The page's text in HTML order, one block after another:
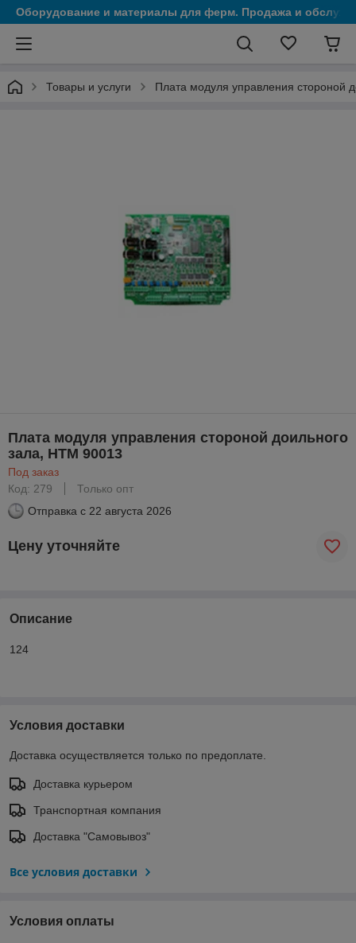
Оборудование и материалы для ферм. Продажа и
Товары и услуги Плата модуля управления стороной
Плата модуля управления стороной доильного
зала, HTM 90013
Под заказ
Код: 279
Только опт
Отправка с 22 августа 2026
Цену уточняйте
Описание
124
Условия доставки
Доставка осуществляется только по предоплате.
Доставка курьером
Транспортная компания
Доставка "Самовывоз"
Все условия доставки
Условия оплаты